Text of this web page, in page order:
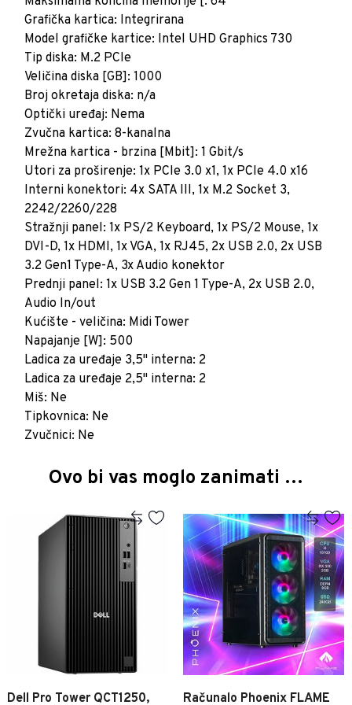
Grafička kartica: Integrirana
Model grafičke kartice: Intel UHD Graphics 730
Tip diska: M.2 PCIe
Veličina diska [GB]: 1000
Broj okretaja diska: n/a
Optički uređaj: Nema
Zvučna kartica: 8-kanalna
Mrežna kartica - brzina [Mbit]: 1 Gbit/s
Utori za proširenje: 1x PCIe 3.0 x1, 1x PCIe 4.0 x16
Interni konektori: 4x SATA III, 1x M.2 Socket 3,
2242/2260/228
Stražnji panel: 1x PS/2 Keyboard, 1x PS/2 Mouse, 1x
DVI-D, 1x HDMI, 1x VGA, 1x RJ45, 2x USB 2.0, 2x USB
3.2 Gen1 Type-A, 3x Audio konektor
Prednji panel: 1x USB 3.2 Gen 1 Type-A, 2x USB 2.0,
Audio In/out
Kućište - veličina: Midi Tower
Napajanje [W]: 500
Ladica za uređaje 3,5" interna: 2
Ladica za uređaje 2,5" interna: 2
Miš: Ne
Tipkovnica: Ne
Ovo bi vas moglo zanimati …
Dell Pro Tower QCT1250,
Računalo Phoenix FLAME